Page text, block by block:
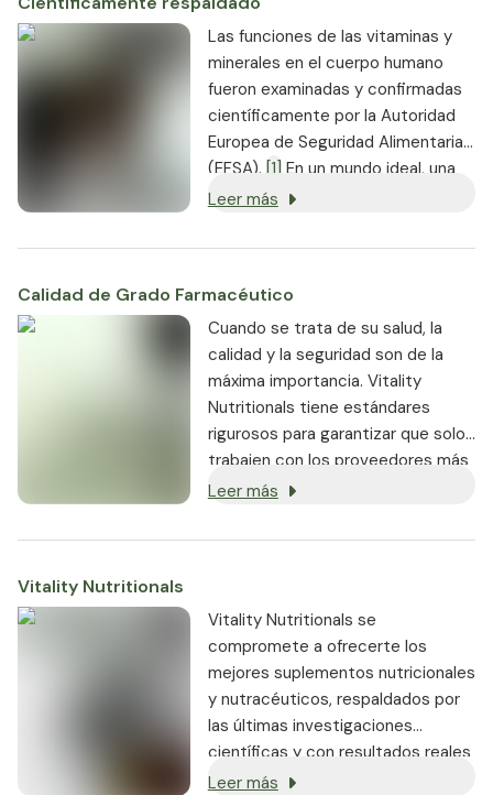
Las funciones de las vitaminas y
minerales en el cuerpo humano
fueron examinadas y confirmadas
científicamente por la Autoridad
Europea de Seguridad Alimentaria
(EFSA). [1] En un mundo ideal, una
dieta equilibrada y variada
y minerales esenciales que
Leer más
Calidad de Grado Farmacéutico
Cuando se trata de su salud, la
calidad y la seguridad son de la
máxima importancia. Vitality
Nutritionals tiene estándares
rigurosos para garantizar que solo
trabajen con los proveedores más
reputados.
Leer más
Vitality Nutritionals
Vitality Nutritionals se
compromete a ofrecerte los
mejores suplementos nutricionales
y nutracéuticos, respaldados por
las últimas investigaciones
científicas y con resultados reales
demostrados.
Leer más